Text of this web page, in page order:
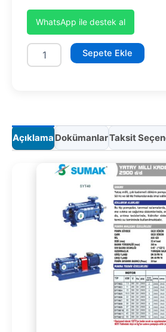
WhatsApp ile destek al
SYT40/10
Sepete Ekle
Açıklama DokümanlarTaksit